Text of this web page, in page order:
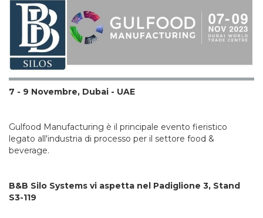
7 - 9 Novembre, Dubai - UAE
Gulfood Manufacturing è il principale evento fieristico
legato all'industria di processo per il settore food &
beverage.
B&B Silo Systems vi aspetta nel Padiglione 3, Stand
S3-119